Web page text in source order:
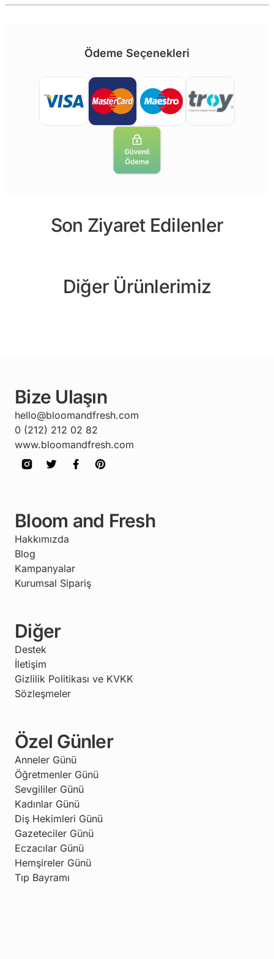
Ödeme Seçenekleri
Son Ziyaret Edilenler
Diğer Ürünlerimiz
Bize Ulaşın
hello@bloomandfresh.com
0 (212) 212 02 82
www.bloomandfresh.com
Bloom and Fresh
Hakkımızda
Blog
Kampanyalar
Kurumsal Sipariş
Diğer
Destek
İletişim
Gizlilik Politikası ve KVKK
Sözleşmeler
Özel Günler
Anneler Günü
Öğretmenler Günü
Sevgililer Günü
Kadınlar Günü
Diş Hekimleri Günü
Gazeteciler Günü
Eczacılar Günü
Hemşireler Günü
Tıp Bayramı